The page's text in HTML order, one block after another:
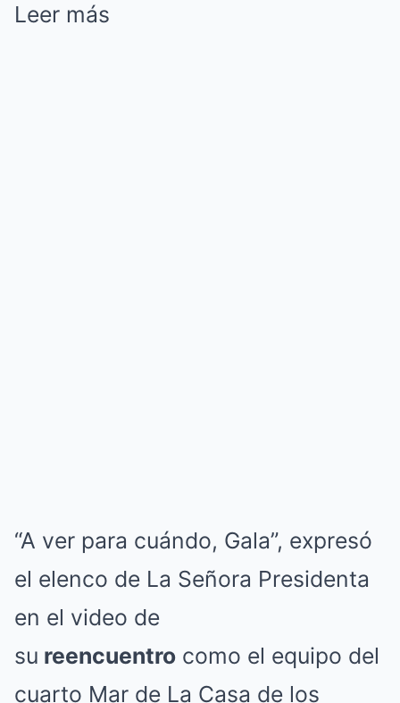
Leer más
“A ver para cuándo, Gala”, expresó
el elenco de La Señora Presidenta
en el video de
su reencuentro como el equipo del
cuarto Mar de La Casa de los